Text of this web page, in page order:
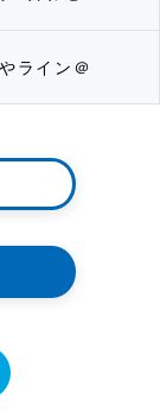
ライン＠
ページト
お問い合